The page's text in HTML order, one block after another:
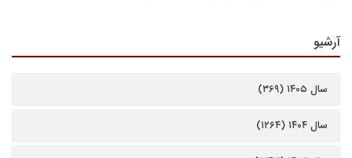
آرشیو
سال ۱۴۰۵ (۳۶۹)
سال ۱۴۰۴ (۱۲۶۴)